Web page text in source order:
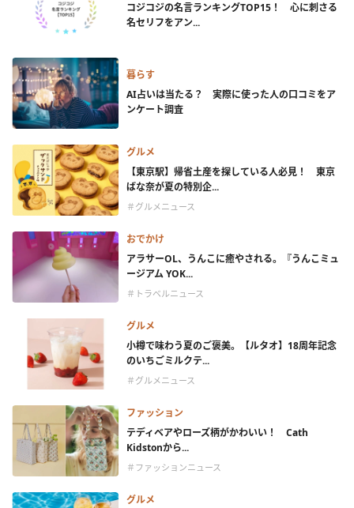
コジコジの名言ランキングTOP15！ 心に刺さる
名セリフをアン...
暮らす
AI占いは当たる？ 実際に使った人の口コミをア
ンケート調査
グルメ
【東京駅】帰省土産を探している人必見！ 東京
ばな奈が夏の特別企...
＃グルメニュース
おでかけ
アラサーOL、うんこに癒やされる。『うんこミュ
ージアム YOK...
＃トラベルニュース
グルメ
小樽で味わう夏のご褒美。【ルタオ】18周年記念
のいちごミルクテ...
＃グルメニュース
ファッション
テディベアやローズ柄がかわいい！ Cath
Kidstonから...
＃ファッションニュース
グルメ